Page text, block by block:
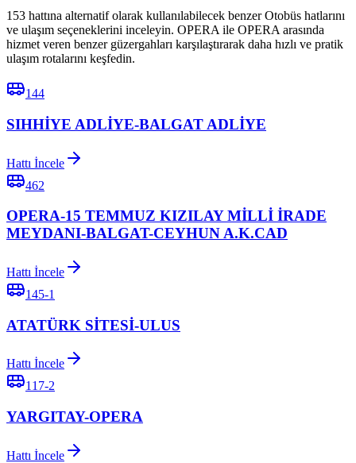
153 hattına alternatif olarak kullanılabilecek benzer Otobüs hatlarını
ve ulaşım seçeneklerini inceleyin. OPERA ile OPERA arasında
hizmet veren benzer güzergahları karşılaştırarak daha hızlı ve pratik
ulaşım rotalarını keşfedin.
144
SIHHİYE ADLİYE-BALGAT ADLİYE
Hattı İncele
462
OPERA-15 TEMMUZ KIZILAY MİLLİ İRADE
MEYDANI-BALGAT-CEYHUN A.K.CAD
Hattı İncele
145-1
ATATÜRK SİTESİ-ULUS
Hattı İncele
117-2
YARGITAY-OPERA
Hattı İncele